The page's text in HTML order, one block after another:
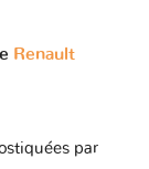
Renault
par